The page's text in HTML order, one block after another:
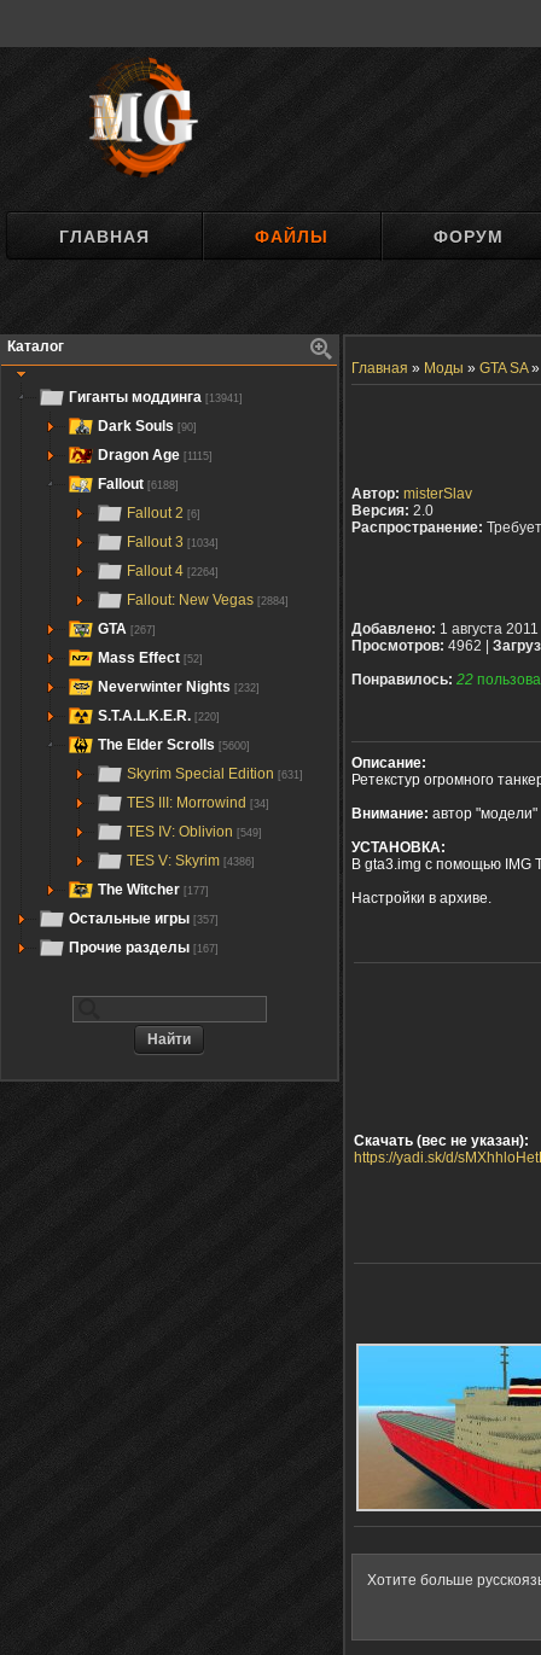
ГЛАВНАЯ ФАЙЛЫ ФОРУМ
Каталог
Гиганты моддинга [13941]
Dark Souls [90]
Dragon Age [1115]
Fallout [6188]
Fallout 2 [6]
Fallout 3 [1034]
Fallout 4 [2264]
Fallout: New Vegas [2884]
GTA [267]
Mass Effect [52]
Neverwinter Nights [232]
S.T.A.L.K.E.R. [220]
The Elder Scrolls [5600]
Skyrim Special Edition [631]
TES III: Morrowind [34]
TES IV: Oblivion [549]
TES V: Skyrim [4386]
The Witcher [177]
Остальные игры [357]
Прочие разделы [167]
Главная » Моды » GTA SA
Автор: misterSlav
Версия: 2.0
Распространение:
Добавлено: 1 августа 2011
Просмотров: 4962 |
Понравилось: 22
Описание:
Ретекстур огромного
Внимание: автор "модели"
УСТАНОВКА:
В gta3.img с помощью IMG
Настройки в архиве.
Скачать (вес не указан):
https://yadi.sk/d/
Хотите больше